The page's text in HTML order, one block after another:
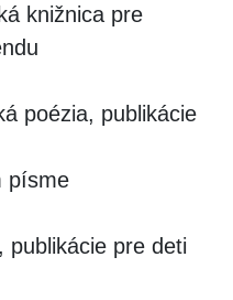
knižnica pre
poézia, publikácie
písme
publikácie pre deti